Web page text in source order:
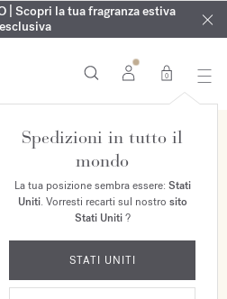
fragranza OUDvelvet moodnel
tuo ordine*
tutte le fragranze e gli oli per il
fino al 9 agosto
| Scopri la tua fragranza estiva
esclusiva
0
Spedizioni in tutto il
mondo
La tua posizione sembra essere: Stati
Uniti. Vorresti recarti sul nostro sito
Stati Uniti?
STATI UNITI